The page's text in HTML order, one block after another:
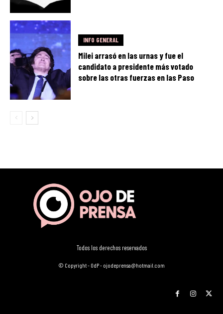
INFO GENERAL
Milei arrasó en las urnas y fue el
candidato a presidente más votado
sobre las otras fuerzas en las Paso
Todos los derechos reservados
© Copyright - OdP - ojodeprensa@hotmail.com